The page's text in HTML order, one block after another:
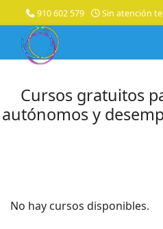
910 602 579 Sin atención
Cursos gratuitos
autónomos y
No hay cursos disponibles.